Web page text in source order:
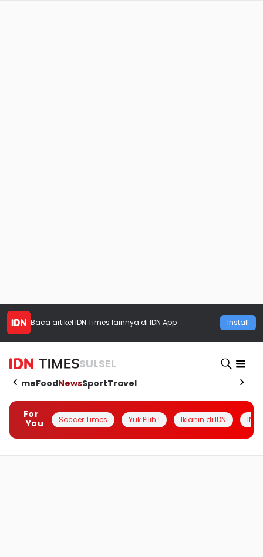
Baca artikel IDN Times lainnya di IDN App Install
SULSEL
HomeFoodNewsSportTravel
For
You
Soccer Times Yuk Pilih ! Iklanin di IDN